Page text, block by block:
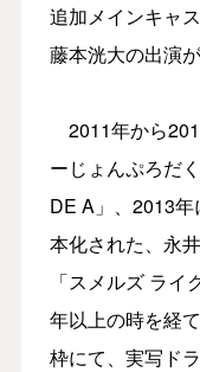
追加メインキャス
藤本洸大の出演
2011年から
ーじょんぷろだ
DE A」、2013
本化された、永
「スメルズ ラ
年以上の時を経
枠にて、実写ド